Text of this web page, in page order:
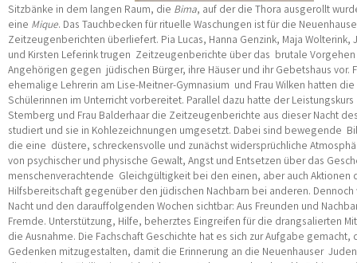
Sitzbänke in dem langen Raum, die Bima, auf der die Thora ausgerollt
eine Mique. Das Tauchbecken für rituelle Waschungen ist für die
Zeitzeugenberichten überliefert. Pia Lucas, Hanna Genzink, Maja Wolterink,
und Kirsten Leferink trugen Zeitzeugenberichte über das brutale Vorgehen
Angehörigen gegen jüdischen Bürger, ihre Häuser und ihr Gebetshaus vor.
ehemalige Lehrerin am Lise-Meitner-Gymnasium und Frau Wilken hatten
Schülerinnen im Unterricht vorbereitet. Parallel dazu hatte der Leistungskurs
Stemberg und Frau Balderhaar die Zeitzeugenberichte aus dieser Nacht
studiert und sie in Kohlezeichnungen umgesetzt. Dabei sind bewegende
die eine düstere, schreckensvolle und zunächst widersprüchliche
von psychischer und physische Gewalt, Angst und Entsetzen über das
menschenverachtende Gleichgültigkeit bei den einen, aber auch Aktionen
Hilfsbereitschaft gegenüber den jüdischen Nachbarn bei anderen.
Nacht und den darauffolgenden Wochen sichtbar: Aus Freunden und
Fremde. Unterstützung, Hilfe, beherztes Eingreifen für die drangsalierten
die Ausnahme. Die Fachschaft Geschichte hat es sich zur Aufgabe gemacht,
Gedenken mitzugestalten, damit die Erinnerung an die Neuenhauser